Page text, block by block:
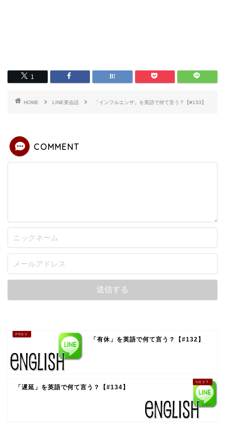
1
HOME LINE英会話 「インフルエンザ」を英語で何て言う？【#133】
COMMENT
「有休」を英語で何て言う？【#132】
「遅延」を英語で何て言う？【#134】